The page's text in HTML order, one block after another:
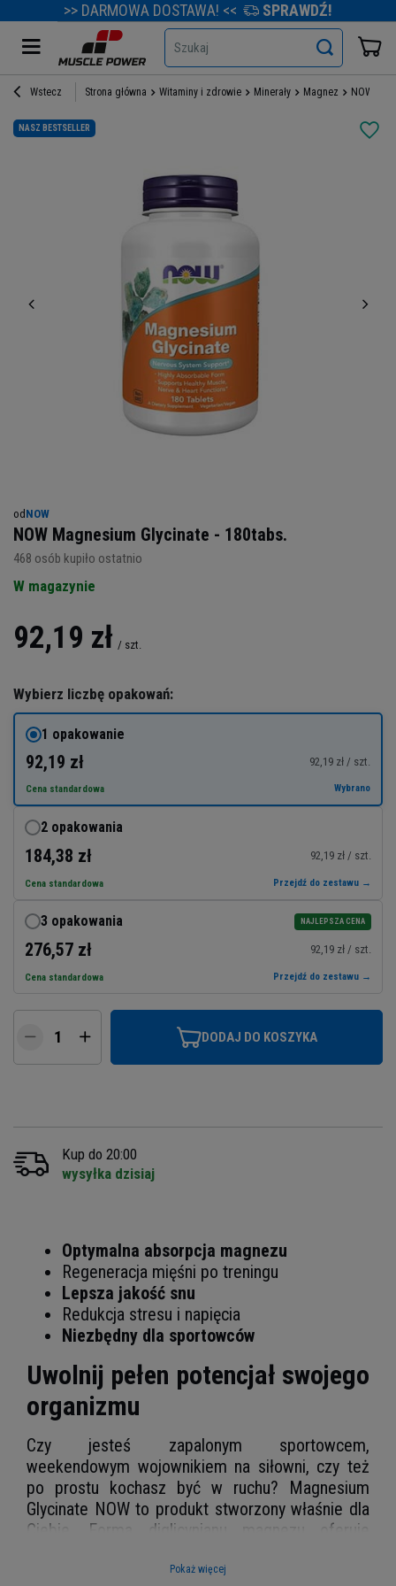
>> DARMOWA DOSTAWA! << SPRAWDŹ!
Szukaj
Wstecz Strona główna Witaminy i zdrowie Minerały Magnez NOW
NASZ BESTSELLER
od NOW
NOW Magnesium Glycinate - 180tabs.
468 osób kupiło ostatnio
W magazynie
92,19 zł / szt.
Wybierz liczbę opakowań:
1 opakowanie
92,19 zł 92,19 zł / szt.
Cena standardowa Wybrano
2 opakowania
184,38 zł 92,19 zł / szt.
Cena standardowa Przejdź do zestawu →
NAJLEPSZA CENA
3 opakowania
276,57 zł 92,19 zł / szt.
Cena standardowa Przejdź do zestawu →
DODAJ DO KOSZYKA
Kup do 20:00
wysyłka dzisiaj
Optymalna absorpcja magnezu
Regeneracja mięśni po treningu
Lepsza jakość snu
Redukcja stresu i napięcia
Niezbędny dla sportowców
Uwolnij pełen potencjał swojego
organizmu
Czy jesteś zapalonym sportowcem,
weekendowym wojownikiem na siłowni, czy też
po prostu kochasz być w ruchu? Magnesium
Glycinate NOW to produkt stworzony właśnie dla
Ciebie. Forma diglicynianu magnezu oferuje
że organizm może go łatwo i skutecznie
Pokaż więcej